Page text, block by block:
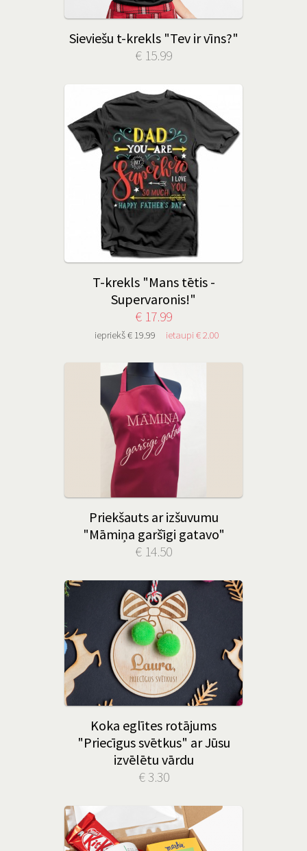
Sieviešu t-krekls "Tev ir vīns?"
€ 15.99
T-krekls "Mans tētis -
Supervaronis!"
€ 17.99
iepriekš € 19.99 ietaupi € 2.00
Priekšauts ar izšuvumu
"Māmiņa garšīgi gatavo"
€ 14.50
Koka eglītes rotājums
"Priecīgus svētkus" ar Jūsu
izvēlētu vārdu
€ 3.30